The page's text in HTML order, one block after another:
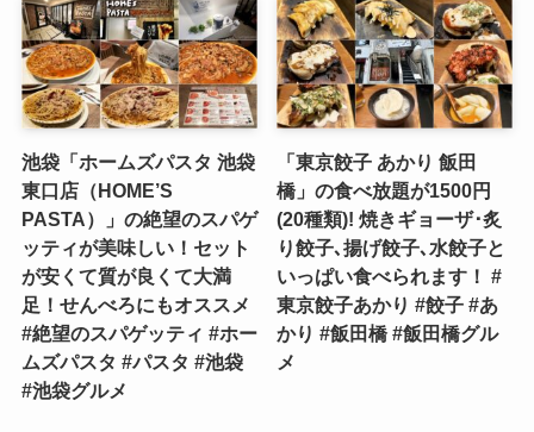
池袋「ホームズパスタ 池袋
東口店（HOME’S
PASTA）」の絶望のスパゲ
ッティが美味しい！セット
が安くて質が良くて大満
足！せんべろにもオススメ
#絶望のスパゲッティ #ホー
ムズパスタ #パスタ #池袋
#池袋グルメ
「東京餃子 あかり 飯田
橋」の食べ放題が1500円
(20種類)! 焼きギョーザ･炙
り餃子､揚げ餃子､水餃子と
いっぱい食べられます！ #
東京餃子あかり #餃子 #あ
かり #飯田橋 #飯田橋グル
メ